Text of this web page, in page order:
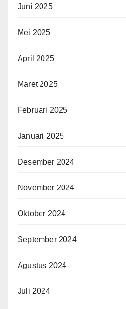
Juni 2025
Mei 2025
April 2025
Maret 2025
Februari 2025
Januari 2025
Desember 2024
November 2024
Oktober 2024
September 2024
Agustus 2024
Juli 2024